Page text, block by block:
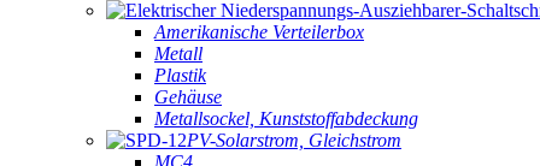
Amerikanische Verteilerbox
Metall
Plastik
Gehäuse
Metallsockel, Kunststoffabdeckung
PV-Solarstrom, Gleichstrom
MC4